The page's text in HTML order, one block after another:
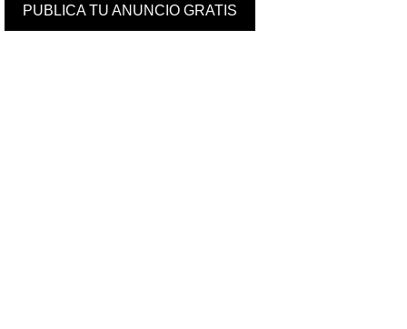
PUBLICA TU ANUNCIO GRATIS